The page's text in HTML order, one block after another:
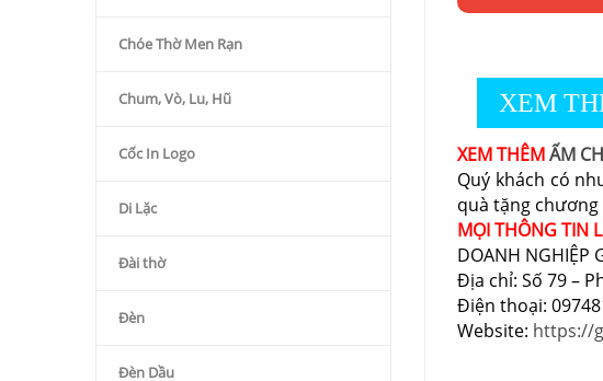
Chóe Thờ Men Rạn
Chum, Vò, Lu, Hũ
Cốc In Logo
Di Lặc
Đài thờ
Đèn
Đèn Dầu
XEM
XEM THÊMẤM
Quý khách có
quà tặng
MỌI THÔNG TIN
DOANH NGHIỆP
Địa chỉ: Số 79 –
Điện thoại:
Website: https://